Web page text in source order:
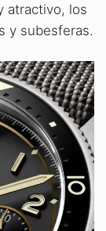
atractivo, los
y subesferas.